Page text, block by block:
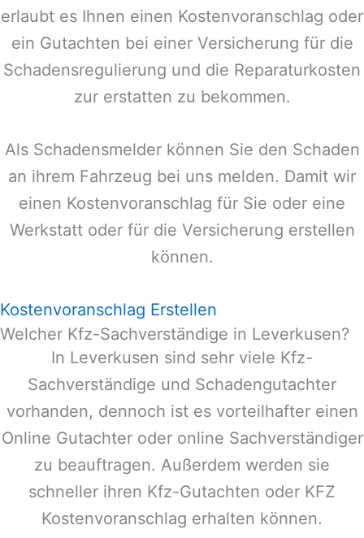
erlaubt es Ihnen einen Kostenvoranschlag oder
ein Gutachten bei einer Versicherung für die
Schadensregulierung und die Reparaturkosten
zur erstatten zu bekommen.
Als Schadensmelder können Sie den Schaden
an ihrem Fahrzeug bei uns melden. Damit wir
einen Kostenvoranschlag für Sie oder eine
Werkstatt oder für die Versicherung erstellen
können.
Kostenvoranschlag Erstellen
Welcher Kfz-Sachverständige in Leverkusen?
In Leverkusen sind sehr viele Kfz-
Sachverständige und Schadengutachter
vorhanden, dennoch ist es vorteilhafter einen
Online Gutachter oder online Sachverständiger
zu beauftragen. Außerdem werden sie
schneller ihren Kfz-Gutachten oder KFZ
Kostenvoranschlag erhalten können.